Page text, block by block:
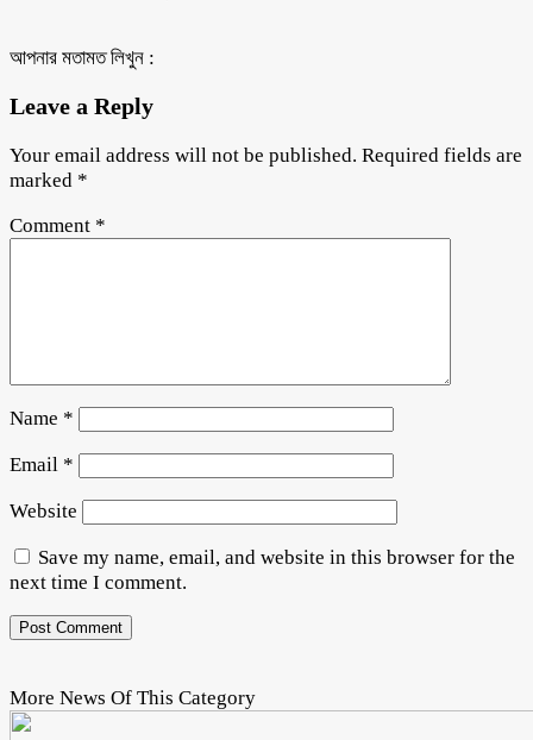
আপনার মতামত লিখুন :
Leave a Reply
Your email address will not be published. Required fields are
marked *
Comment *
Name *
Email *
Website
Save my name, email, and website in this browser for the
next time I comment.
More News Of This Category